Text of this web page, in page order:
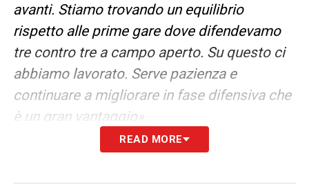
avanti. Stiamo trovando un equilibrio
rispetto alle prime gare dove difendevamo
tre contro tre a campo aperto. Su questo ci
abbiamo lavorato. Serve pazienza e
continuare a migliorare in fase difensiva che
è un gran vantaggio».
ERRORE SUL PAREGGIO –«Loro sono stati
READ MORE